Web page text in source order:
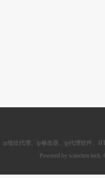
、ip地址代理、ip修改器、 ip代理软件
Powered by wanchen